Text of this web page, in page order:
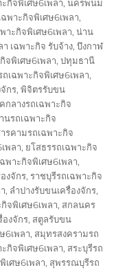
กิจพิเศษ6เพลา,นครพนม
พาะกิจพิเศษ6เพลา,
าะกิจพิเศษ6เพลา,น่าน
า เฉพาะกิจ รับจ้าง,บึงกาฬ
จพิเศษ6เพลา,ปทุมธานี
เฉพาะกิจพิเศษ6เพลา,
กร,พิจิตรรับขน
กลางรถเฉพาะกิจ
นรถเฉพาะกิจ
รคามรถเฉพาะกิจ
พลา, ยโสธรรถเฉพาะกิจ
พาะกิจพิเศษ6เพลา,
งจักร,ราชบุรีรถเฉพาะกิจ
, ลำปางรับขนเครื่องจักร,
จพิเศษ6เพลา, สกลนคร
องจักร, สตูลรับขน
6เพลา, สมุทรสงครามรถ
กิจพิเศษ6เพลา, สระบุรีรถ
เศษ6เพลา, สุพรรณบุรีรถ